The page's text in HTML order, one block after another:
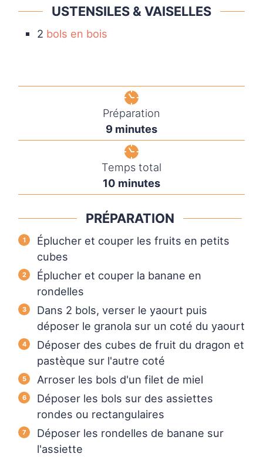
USTENSILES & VAISELLES
2 bols en bois
Préparation
9 minutes
Temps total
10 minutes
PRÉPARATION
Éplucher et couper les fruits en petits
cubes
Éplucher et couper la banane en
rondelles
Dans 2 bols, verser le yaourt puis
déposer le granola sur un coté du yaourt
Déposer des cubes de fruit du dragon et
pastèque sur l'autre coté
Arroser les bols d'un filet de miel
Déposer les bols sur des assiettes
rondes ou rectangulaires
Déposer les rondelles de banane sur
l'assiette